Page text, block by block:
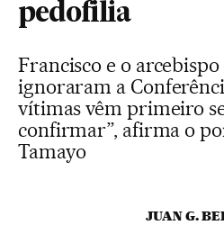
pedofilia
Francisco e o
ignoraram a
vítimas vêm primeiro
confirmar”, afirma o
Tamayo
JUAN G.